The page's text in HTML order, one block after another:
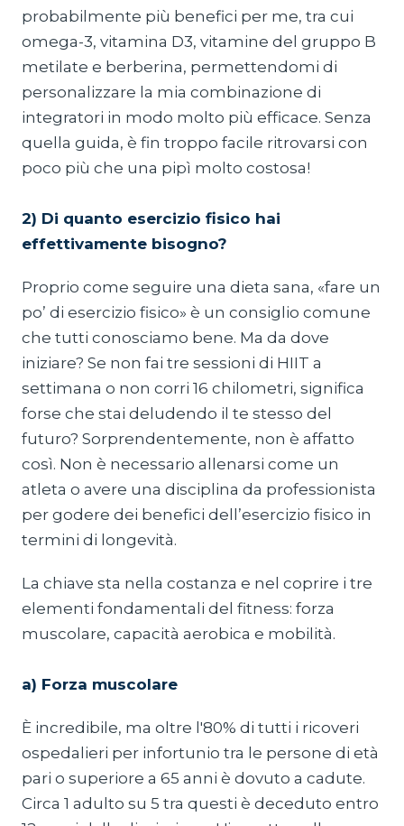
probabilmente più benefici per me, tra cui
omega-3, vitamina D3, vitamine del gruppo B
metilate e berberina, permettendomi di
personalizzare la mia combinazione di
integratori in modo molto più efficace. Senza
quella guida, è fin troppo facile ritrovarsi con
poco più che una pipì molto costosa!
2) Di quanto esercizio fisico hai
effettivamente bisogno?
Proprio come seguire una dieta sana, «fare un
po’ di esercizio fisico» è un consiglio comune
che tutti conosciamo bene. Ma da dove
iniziare? Se non fai tre sessioni di HIIT a
settimana o non corri 16 chilometri, significa
forse che stai deludendo il te stesso del
futuro? Sorprendentemente, non è affatto
così. Non è necessario allenarsi come un
atleta o avere una disciplina da professionista
per godere dei benefici dell’esercizio fisico in
termini di longevità.
La chiave sta nella costanza e nel coprire i tre
elementi fondamentali del fitness: forza
muscolare, capacità aerobica e mobilità.
‍a) Forza muscolare
È incredibile, ma oltre l'80% di tutti i ricoveri
ospedalieri per infortunio tra le persone di età
pari o superiore a 65 anni è dovuto a cadute.
Circa 1 adulto su 5 tra questi è deceduto entro